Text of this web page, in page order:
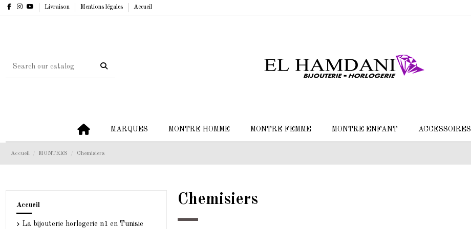
Livraison Mentions légales Accueil
MARQUES MONTRE HOMME MONTRE FEMME MONTRE ENFANT ACCESSOIRES
Accueil MONTRES Chemisiers
Chemisiers
Accueil
La bijouterie horlogerie n1 en Tunisie